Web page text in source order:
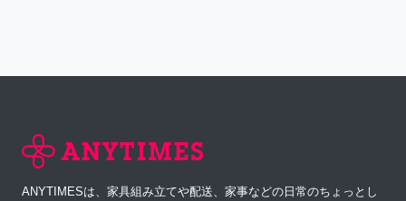
ANYTIMESは、家具組み立てや配送、家事などの日常のちょっとし